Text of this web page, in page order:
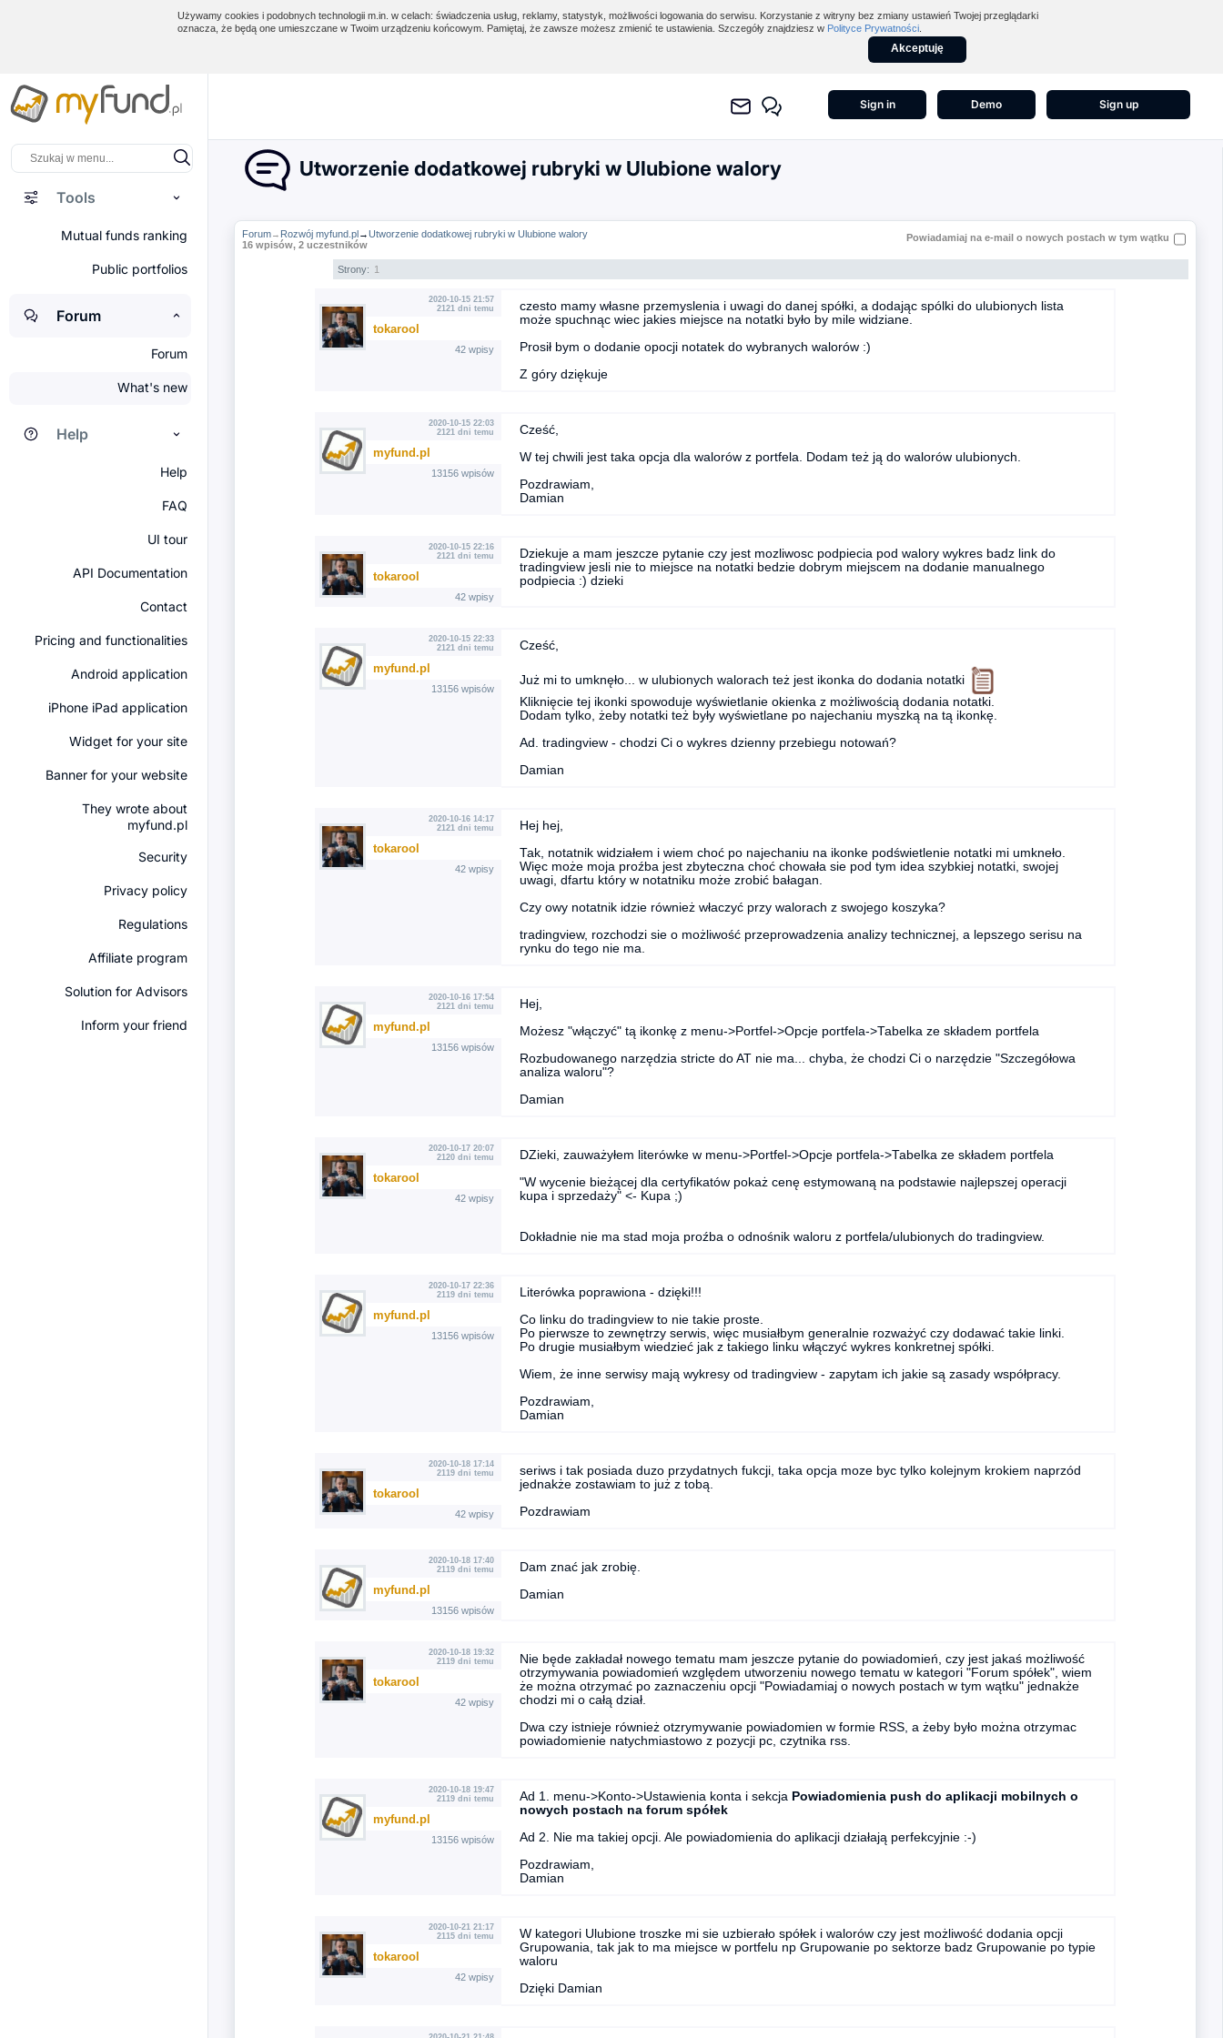
Używamy cookies i podobnych technologii m.in. w celach: świadczenia usług, reklamy, statystyk, możliwości logowania do serwisu. Korzystanie z witryny bez zmiany ustawień Twojej przeglądarki
oznacza, że będą one umieszczane w Twoim urządzeniu końcowym. Pamiętaj, że zawsze możesz zmienić te ustawienia. Szczegóły znajdziesz w Polityce Prywatności
Akceptuję
Tools
Mutual funds ranking
Public portfolios
Forum
Forum
What's new
Help
Help
FAQ
UI tour
API Documentation
Contact
Pricing and functionalities
Android application
iPhone iPad application
Widget for your site
Banner for your website
They wrote about
myfund.pl
Security
Privacy policy
Regulations
Affiliate program
Solution for Advisors
Inform your friend
Sign in Demo Sign up
Utworzenie dodatkowej rubryki w Ulubione walory
Forum→ Rozwój myfund.pl→Utworzenie dodatkowej rubryki w Ulubione walory
16 wpisów, 2 uczestników
Powiadamiaj na e-mail o nowych postach w tym wątku
Strony: 1
2020-10-15 21:57
2121 dni temu
tokarool
42 wpisy
czesto mamy własne przemyslenia i uwagi do danej spółki, a dodając spólki do ulubionych lista
może spuchnąc wiec jakies miejsce na notatki było by mile widziane.
Prosił bym o dodanie opocji notatek do wybranych walorów :)
Z góry dziękuje
2020-10-15 22:03
2121 dni temu
myfund.pl
13156 wpisów
Cześć,
W tej chwili jest taka opcja dla walorów z portfela. Dodam też ją do walorów ulubionych.
Pozdrawiam,
Damian
2020-10-15 22:16
2121 dni temu
tokarool
42 wpisy
Dziekuje a mam jeszcze pytanie czy jest mozliwosc podpiecia pod walory wykres badz link do
tradingview jesli nie to miejsce na notatki bedzie dobrym miejscem na dodanie manualnego
podpiecia :) dzieki
2020-10-15 22:33
2121 dni temu
myfund.pl
13156 wpisów
Cześć,
Już mi to umknęło... w ulubionych walorach też jest ikonka do dodania notatki
Kliknięcie tej ikonki spowoduje wyświetlanie okienka z możliwością dodania notatki.
Dodam tylko, żeby notatki też były wyświetlane po najechaniu myszką na tą ikonkę.
Ad. tradingview - chodzi Ci o wykres dzienny przebiegu notowań?
Damian
2020-10-16 14:17
2121 dni temu
tokarool
42 wpisy
Hej hej,
Tak, notatnik widziałem i wiem choć po najechaniu na ikonke podświetlenie notatki mi umkneło.
Więc może moja proźba jest zbyteczna choć chowała sie pod tym idea szybkiej notatki, swojej
uwagi, dfartu który w notatniku może zrobić bałagan.
Czy owy notatnik idzie również właczyć przy walorach z swojego koszyka?
tradingview, rozchodzi sie o możliwość przeprowadzenia analizy technicznej, a lepszego serisu na
rynku do tego nie ma.
2020-10-16 17:54
2121 dni temu
myfund.pl
13156 wpisów
Hej,
Możesz "włączyć" tą ikonkę z menu->Portfel->Opcje portfela->Tabelka ze składem portfela
Rozbudowanego narzędzia stricte do AT nie ma... chyba, że chodzi Ci o narzędzie "Szczegółowa
analiza waloru"?
Damian
2020-10-17 20:07
2120 dni temu
tokarool
42 wpisy
DZieki, zauważyłem literówke w menu->Portfel->Opcje portfela->Tabelka ze składem portfela
"W wycenie bieżącej dla certyfikatów pokaż cenę estymowaną na podstawie najlepszej operacji
kupa i sprzedaży" <- Kupa ;)
Dokładnie nie ma stad moja proźba o odnośnik waloru z portfela/ulubionych do tradingview.
2020-10-17 22:36
2119 dni temu
myfund.pl
13156 wpisów
Literówka poprawiona - dzięki!!!
Co linku do tradingview to nie takie proste.
Po pierwsze to zewnętrzy serwis, więc musiałbym generalnie rozważyć czy dodawać takie linki.
Po drugie musiałbym wiedzieć jak z takiego linku włączyć wykres konkretnej spółki.
Wiem, że inne serwisy mają wykresy od tradingview - zapytam ich jakie są zasady współpracy.
Pozdrawiam,
Damian
2020-10-18 17:14
2119 dni temu
tokarool
42 wpisy
seriws i tak posiada duzo przydatnych fukcji, taka opcja moze byc tylko kolejnym krokiem naprzód
jednakże zostawiam to już z tobą.
Pozdrawiam
2020-10-18 17:40
2119 dni temu
myfund.pl
13156 wpisów
Dam znać jak zrobię.
Damian
2020-10-18 19:32
2119 dni temu
tokarool
42 wpisy
Nie będe zakładał nowego tematu mam jeszcze pytanie do powiadomień, czy jest jakaś możliwość
otrzymywania powiadomień względem utworzeniu nowego tematu w kategori "Forum spółek", wiem
że można otrzymać po zaznaczeniu opcji "Powiadamiaj o nowych postach w tym wątku" jednakże
chodzi mi o całą dział.
Dwa czy istnieje również otzrymywanie powiadomien w formie RSS, a żeby było można otrzymac
powiadomienie natychmiastowo z pozycji pc, czytnika rss.
2020-10-18 19:47
2119 dni temu
myfund.pl
13156 wpisów
Ad 1. menu->Konto->Ustawienia konta i sekcja Powiadomienia push do aplikacji mobilnych o
nowych postach na forum spółek
Ad 2. Nie ma takiej opcji. Ale powiadomienia do aplikacji działają perfekcyjnie :-)
Pozdrawiam,
Damian
2020-10-21 21:17
2115 dni temu
tokarool
42 wpisy
W kategori Ulubione troszke mi sie uzbierało spółek i walorów czy jest możliwość dodania opcji
Grupowania, tak jak to ma miejsce w portfelu np Grupowanie po sektorze badz Grupowanie po typie
waloru
Dzięki Damian